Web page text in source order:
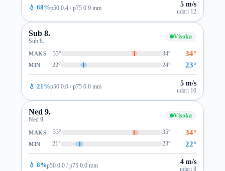
💧 68%p50 0.4 / p75 0.9 mm 5 m/s
udari 12
Sub 8.
Sub 8.
Visoka
MAKS 33° 34° 34°
MIN 22° 24° 23°
💧 21%p50 0.0 / p75 0.0 mm 5 m/s
udari 10
Ned 9.
Ned 9.
Visoka
MAKS 33° 35° 34°
MIN 21° 23° 22°
💧 8%p50 0.0 / p75 0.0 mm 4 m/s
udari 8